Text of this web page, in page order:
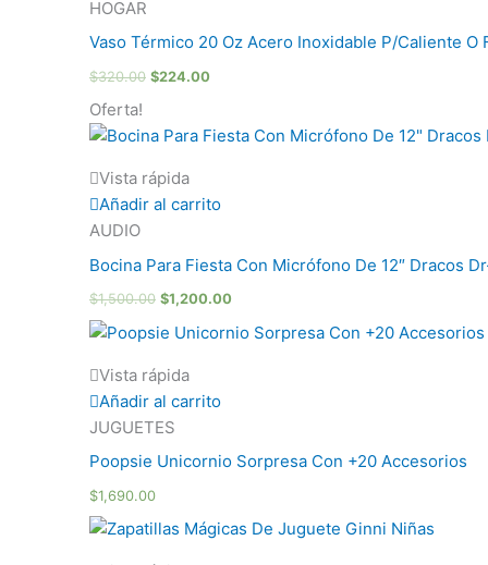
HOGAR
Vaso Térmico 20 Oz Acero Inoxidable P/Caliente O
$320.00 $224.00
Oferta!
Vista rápida
Añadir al carrito
AUDIO
Bocina Para Fiesta Con Micrófono De 12″ Dracos
$1,500.00 $1,200.00
Vista rápida
Añadir al carrito
JUGUETES
Poopsie Unicornio Sorpresa Con +20 Accesorios
$1,690.00